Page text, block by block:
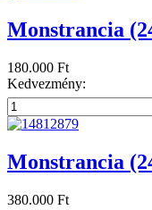
Monstrancia
180.000 Ft
Kedvezmény:
Monstrancia
380.000 Ft